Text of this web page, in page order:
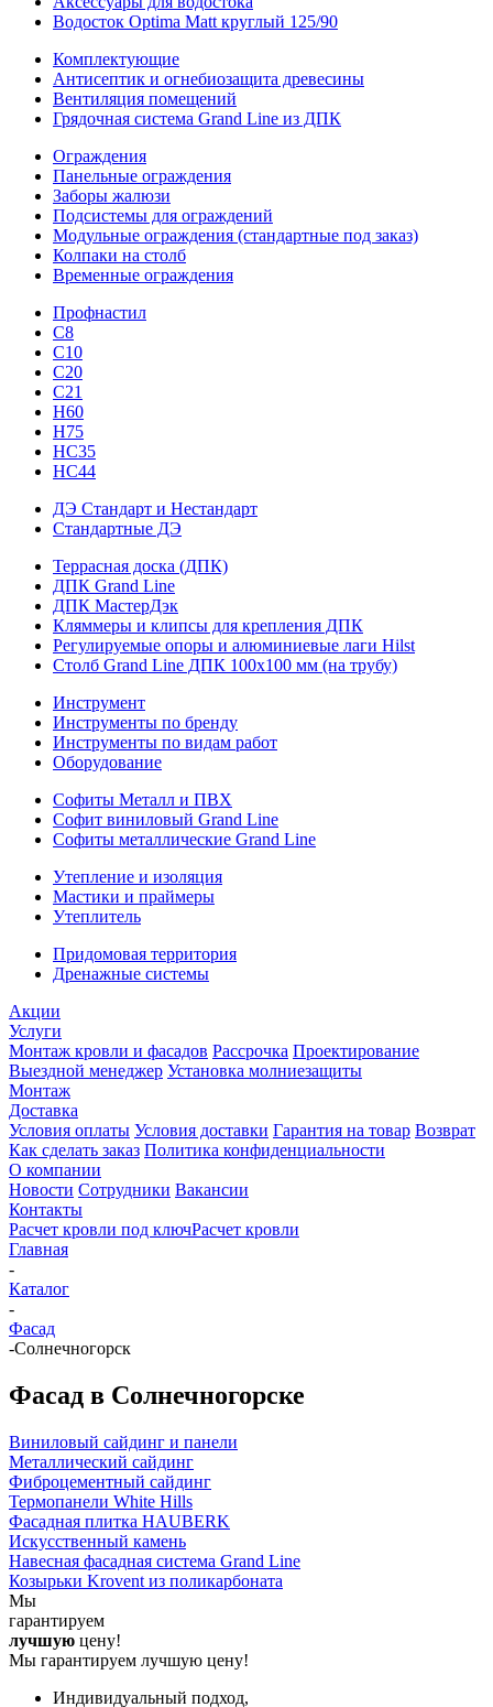
Водосток Optima Matt круглый 125/90
Комплектующие
Антисептик и огнебиозащита древесины
Вентиляция помещений
Грядочная система Grand Line из ДПК
Ограждения
Панельные ограждения
Заборы жалюзи
Подсистемы для ограждений
Модульные ограждения (стандартные под заказ)
Колпаки на столб
Временные ограждения
Профнастил
С8
С10
С20
С21
H60
H75
HС35
НС44
ДЭ Стандарт и Нестандарт
Стандартные ДЭ
Террасная доска (ДПК)
ДПК Grand Line
ДПК МастерДэк
Кляммеры и клипсы для крепления ДПК
Регулируемые опоры и алюминиевые лаги Hilst
Столб Grand Line ДПК 100х100 мм (на трубу)
Инструмент
Инструменты по бренду
Инструменты по видам работ
Оборудование
Софиты Металл и ПВХ
Софит виниловый Grand Line
Софиты металлические Grand Line
Утепление и изоляция
Мастики и праймеры
Утеплитель
Придомовая территория
Дренажные системы
Акции
Услуги
Монтаж кровли и фасадов Рассрочка Проектирование
Выездной менеджер Установка молниезащиты
Монтаж
Доставка
Условия оплаты Условия доставки Гарантия на товар Возврат
Как сделать заказ Политика конфиденциальности
О компании
Новости Сотрудники Вакансии
Контакты
Расчет кровли под ключРасчет кровли
Главная
-
Каталог
-
Фасад
-Солнечногорск
Фасад в Солнечногорске
Виниловый сайдинг и панели
Металлический сайдинг
Фиброцементный сайдинг
Термопанели White Hills
Фасадная плитка HAUBERK
Искусственный камень
Навесная фасадная система Grand Line
Козырьки Krovent из поликарбоната
Мы
гарантируем
лучшую цену!
Мы гарантируем лучшую цену!
Индивидуальный подход,